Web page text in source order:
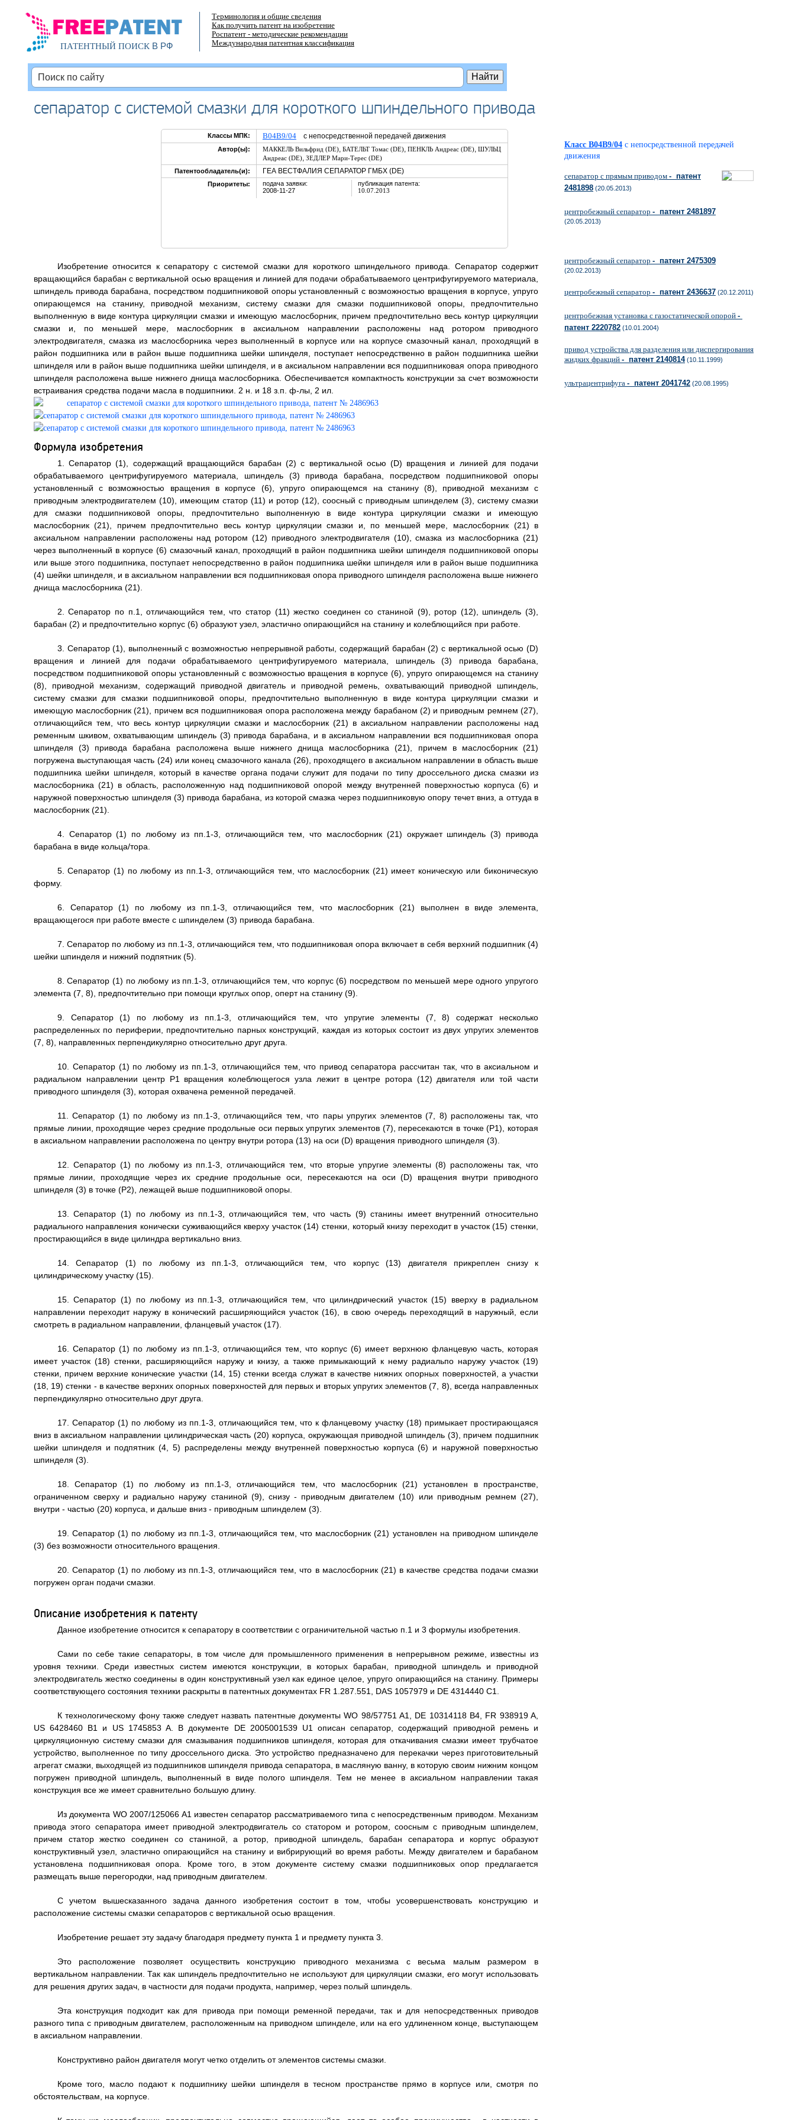
ПАТЕНТНЫЙ ПОИСКВ РФ
Терминология и общие сведения
Как получить патент на изобретение
Роспатент - методические рекомендации
Международная патентная классификация
сепаратор с системой смазки для короткого шпиндельного привода
Классы МПК: B04B9/04с непосредственной передачей движения
Автор(ы): МАККЕЛЬ Вильфрид (DE), БАТЕЛЬТ Томас (DE), ПЕНКЛЬ Андреас (DE), ШУЛЬЦ
Андреас (DE), ЗЕДЛЕР Мари-Терес (DE)
Патентообладатель(и):
ГЕА ВЕСТФАЛИЯ СЕПАРАТОР ГМБХ (DE)
Приоритеты:
подача заявки:
2008-11-27
публикация патента:
10.07.2013
Изобретение относится к сепаратору с системой смазки для короткого шпиндельного привода. Сепаратор содержит
вращающийся барабан с вертикальной осью вращения и линией для подачи обрабатываемого центрифугируемого материала,
шпиндель привода барабана, посредством подшипниковой опоры установленный с возможностью вращения в корпусе, упруго
опирающемся на станину, приводной механизм, систему смазки для смазки подшипниковой опоры, предпочтительно
выполненную в виде контура циркуляции смазки и имеющую маслосборник, причем предпочтительно весь контур циркуляции
смазки и, по меньшей мере, маслосборник в аксиальном направлении расположены над ротором приводного
электродвигателя, смазка из маслосборника через выполненный в корпусе или на корпусе смазочный канал, проходящий в
район подшипника или в район выше подшипника шейки шпинделя, поступает непосредственно в район подшипника шейки
шпинделя или в район выше подшипника шейки шпинделя, и в аксиальном направлении вся подшипниковая опора приводного
шпинделя расположена выше нижнего днища маслосборника. Обеспечивается компактность конструкции за счет возможности
встраивания средства подачи масла в подшипники. 2 н. и 18 з.п. ф-лы, 2 ил.
Формула изобретения
1. Сепаратор (1), содержащий вращающийся барабан (2) с вертикальной осью (D) вращения и линией для подачи
обрабатываемого центрифугируемого материала, шпиндель (3) привода барабана, посредством подшипниковой опоры
установленный с возможностью вращения в корпусе (6), упруго опирающемся на станину (8), приводной механизм с
приводным электродвигателем (10), имеющим статор (11) и ротор (12), соосный с приводным шпинделем (3), систему смазки
для смазки подшипниковой опоры, предпочтительно выполненную в виде контура циркуляции смазки и имеющую
маслосборник (21), причем предпочтительно весь контур циркуляции смазки и, по меньшей мере, маслосборник (21) в
аксиальном направлении расположены над ротором (12) приводного электродвигателя (10), смазка из маслосборника (21)
через выполненный в корпусе (6) смазочный канал, проходящий в район подшипника шейки шпинделя подшипниковой опоры
или выше этого подшипника, поступает непосредственно в район подшипника шейки шпинделя или в район выше подшипника
(4) шейки шпинделя, и в аксиальном направлении вся подшипниковая опора приводного шпинделя расположена выше нижнего
днища маслосборника (21).
2. Сепаратор по п.1, отличающийся тем, что статор (11) жестко соединен со станиной (9), ротор (12), шпиндель (3),
барабан (2) и предпочтительно корпус (6) образуют узел, эластично опирающийся на станину и колеблющийся при работе.
3. Сепаратор (1), выполненный с возможностью непрерывной работы, содержащий барабан (2) с вертикальной осью (D)
вращения и линией для подачи обрабатываемого центрифугируемого материала, шпиндель (3) привода барабана,
посредством подшипниковой опоры установленный с возможностью вращения в корпусе (6), упруго опирающемся на станину
(8), приводной механизм, содержащий приводной двигатель и приводной ремень, охватывающий приводной шпиндель,
систему смазки для смазки подшипниковой опоры, предпочтительно выполненную в виде контура циркуляции смазки и
имеющую маслосборник (21), причем вся подшипниковая опора расположена между барабаном (2) и приводным ремнем (27),
отличающийся тем, что весь контур циркуляции смазки и маслосборник (21) в аксиальном направлении расположены над
ременным шкивом, охватывающим шпиндель (3) привода барабана, и в аксиальном направлении вся подшипниковая опора
шпинделя (3) привода барабана расположена выше нижнего днища маслосборника (21), причем в маслосборник (21)
погружена выступающая часть (24) или конец смазочного канала (26), проходящего в аксиальном направлении в область выше
подшипника шейки шпинделя, который в качестве органа подачи служит для подачи по типу дроссельного диска смазки из
маслосборника (21) в область, расположенную над подшипниковой опорой между внутренней поверхностью корпуса (6) и
наружной поверхностью шпинделя (3) привода барабана, из которой смазка через подшипниковую опору течет вниз, а оттуда в
маслосборник (21).
4. Сепаратор (1) по любому из пп.1-3, отличающийся тем, что маслосборник (21) окружает шпиндель (3) привода
барабана в виде кольца/тора.
5. Сепаратор (1) по любому из пп.1-3, отличающийся тем, что маслосборник (21) имеет коническую или биконическую
форму.
6. Сепаратор (1) по любому из пп.1-3, отличающийся тем, что маслосборник (21) выполнен в виде элемента,
вращающегося при работе вместе с шпинделем (3) привода барабана.
7. Сепаратор по любому из пп.1-3, отличающийся тем, что подшипниковая опора включает в себя верхний подшипник (4)
шейки шпинделя и нижний подпятник (5).
8. Сепаратор (1) по любому из пп.1-3, отличающийся тем, что корпус (6) посредством по меньшей мере одного упругого
элемента (7, 8), предпочтительно при помощи круглых опор, оперт на станину (9).
9. Сепаратор (1) по любому из пп.1-3, отличающийся тем, что упругие элементы (7, 8) содержат несколько
распределенных по периферии, предпочтительно парных конструкций, каждая из которых состоит из двух упругих элементов
(7, 8), направленных перпендикулярно относительно друг друга.
10. Сепаратор (1) по любому из пп.1-3, отличающийся тем, что привод сепаратора рассчитан так, что в аксиальном и
радиальном направлении центр Р1 вращения колеблющегося узла лежит в центре ротора (12) двигателя или той части
приводного шпинделя (3), которая охвачена ременной передачей.
11. Сепаратор (1) по любому из пп.1-3, отличающийся тем, что пары упругих элементов (7, 8) расположены так, что
прямые линии, проходящие через средние продольные оси первых упругих элементов (7), пересекаются в точке (Р1), которая
в аксиальном направлении расположена по центру внутри ротора (13) на оси (D) вращения приводного шпинделя (3).
12. Сепаратор (1) по любому из пп.1-3, отличающийся тем, что вторые упругие элементы (8) расположены так, что
прямые линии, проходящие через их средние продольные оси, пересекаются на оси (D) вращения внутри приводного
шпинделя (3) в точке (Р2), лежащей выше подшипниковой опоры.
13. Сепаратор (1) по любому из пп.1-3, отличающийся тем, что часть (9) станины имеет внутренний относительно
радиального направления конически суживающийся кверху участок (14) стенки, который книзу переходит в участок (15) стенки,
простирающийся в виде цилиндра вертикально вниз.
14. Сепаратор (1) по любому из пп.1-3, отличающийся тем, что корпус (13) двигателя прикреплен снизу к
цилиндрическому участку (15).
15. Сепаратор (1) по любому из пп.1-3, отличающийся тем, что цилиндрический участок (15) вверху в радиальном
направлении переходит наружу в конический расширяющийся участок (16), в свою очередь переходящий в наружный, если
смотреть в радиальном направлении, фланцевый участок (17).
16. Сепаратор (1) по любому из пп.1-3, отличающийся тем, что корпус (6) имеет верхнюю фланцевую часть, которая
имеет участок (18) стенки, расширяющийся наружу и книзу, а также примыкающий к нему радиальпо наружу участок (19)
стенки, причем верхние конические участки (14, 15) стенки всегда служат в качестве нижних опорных поверхностей, а участки
(18, 19) стенки - в качестве верхних опорных поверхностей для первых и вторых упругих элементов (7, 8), всегда направленных
перпендикулярно относительно друг друга.
17. Сепаратор (1) по любому из пп.1-3, отличающийся тем, что к фланцевому участку (18) примыкает простирающаяся
вниз в аксиальном направлении цилиндрическая часть (20) корпуса, окружающая приводной шпиндель (3), причем подшипник
шейки шпинделя и подпятник (4, 5) распределены между внутренней поверхностью корпуса (6) и наружной поверхностью
шпинделя (3).
18. Сепаратор (1) по любому из пп.1-3, отличающийся тем, что маслосборник (21) установлен в пространстве,
ограниченном сверху и радиально наружу станиной (9), снизу - приводным двигателем (10) или приводным ремнем (27),
внутри - частью (20) корпуса, и дальше вниз - приводным шпинделем (3).
19. Сепаратор (1) по любому из пп.1-3, отличающийся тем, что маслосборник (21) установлен на приводном шпинделе
(3) без возможности относительного вращения.
20. Сепаратор (1) по любому из пп.1-3, отличающийся тем, что в маслосборник (21) в качестве средства подачи смазки
погружен орган подачи смазки.
Описание изобретения к патенту
Данное изобретение относится к сепаратору в соответствии с ограничительной частью п.1 и 3 формулы изобретения.
Сами по себе такие сепараторы, в том числе для промышленного применения в непрерывном режиме, известны из
уровня техники. Среди известных систем имеются конструкции, в которых барабан, приводной шпиндель и приводной
электродвигатель жестко соединены в один конструктивный узел как единое целое, упруго опирающийся на станину. Примеры
соответствующего состояния техники раскрыты в патентных документах FR 1.287.551, DAS 1057979 и DE 4314440 C1.
К технологическому фону также следует назвать патентные документы WO 98/57751 A1, DE 10314118 B4, FR 938919 A,
US 6428460 B1 и US 1745853 A. В документе DE 2005001539 U1 описан сепаратор, содержащий приводной ремень и
циркуляционную систему смазки для смазывания подшипников шпинделя, которая для откачивания смазки имеет трубчатое
устройство, выполненное по типу дроссельного диска. Это устройство предназначено для перекачки через приготовительный
агрегат смазки, выходящей из подшипников шпинделя привода сепаратора, в масляную ванну, в которую своим нижним концом
погружен приводной шпиндель, выполненный в виде полого шпинделя. Тем не менее в аксиальном направлении такая
конструкция все же имеет сравнительно большую длину.
Из документа WO 2007/125066 A1 известен сепаратор рассматриваемого типа с непосредственным приводом. Механизм
привода этого сепаратора имеет приводной электродвигатель со статором и ротором, соосным с приводным шпинделем,
причем статор жестко соединен со станиной, а ротор, приводной шпиндель, барабан сепаратора и корпус образуют
конструктивный узел, эластично опирающийся на станину и вибрирующий во время работы. Между двигателем и барабаном
установлена подшипниковая опора. Кроме того, в этом документе систему смазки подшипниковых опор предлагается
размещать выше перегородки, над приводным двигателем.
С учетом вышесказанного задача данного изобретения состоит в том, чтобы усовершенствовать конструкцию и
расположение системы смазки сепараторов с вертикальной осью вращения.
Изобретение решает эту задачу благодаря предмету пункта 1 и предмету пункта 3.
Это расположение позволяет осуществить конструкцию приводного механизма с весьма малым размером в
вертикальном направлении. Так как шпиндель предпочтительно не используют для циркуляции смазки, его могут использовать
для решения других задач, в частности для подачи продукта, например, через полый шпиндель.
Эта конструкция подходит как для привода при помощи ременной передачи, так и для непосредственных приводов
разного типа с приводным двигателем, расположенным на приводном шпинделе, или на его удлиненном конце, выступающем
в аксиальном направлении.
Конструктивно район двигателя могут четко отделить от элементов системы смазки.
Кроме того, масло подают к подшипнику шейки шпинделя в тесном пространстве прямо в корпусе или, смотря по
обстоятельствам, на корпусе.
Класс B04B9/04 с непосредственной передачей
движения
сепаратор с прямым приводом - патент
2481898 (20.05.2013)
центробежный сепаратор - патент 2481897
(20.05.2013)
центробежный сепаратор - патент 2475309
(20.02.2013)
центробежный сепаратор - патент 2436637 (20.12.2011)
центробежная установка с газостатической опорой -
патент 2220782 (10.01.2004)
привод устройства для разделения или диспергирования
жидких фракций - патент 2140814(10.11.1999)
ультрацентрифуга - патент 2041742 (20.08.1995)